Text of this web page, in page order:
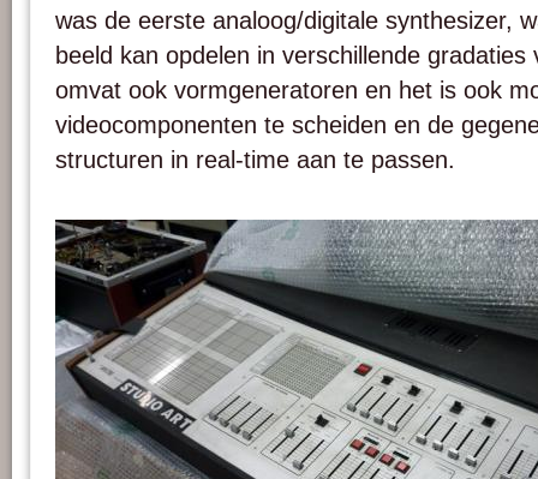
was de eerste analoog/digitale synthesizer,
beeld kan opdelen in verschillende
omvat ook vormgeneratoren en het is ook
videocomponenten te scheiden en de
structuren in real-time aan te passen.